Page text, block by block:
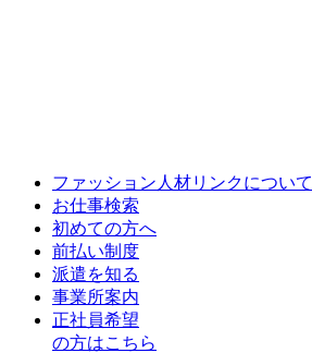
ファッション人材リンクについて
お仕事検索
初めての方へ
前払い制度
派遣を知る
事業所案内
正社員希望
の方はこちら